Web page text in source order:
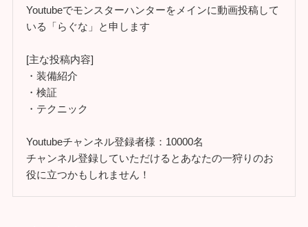
Youtubeでモンスターハンターをメインに動画投稿して
いる「らぐな」と申します
[主な投稿内容]
・装備紹介
・検証
・テクニック
Youtubeチャンネル登録者様：10000名
チャンネル登録していただけるとあなたの一狩りのお
役に立つかもしれません！